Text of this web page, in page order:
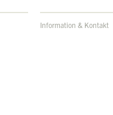
Information & Kontakt